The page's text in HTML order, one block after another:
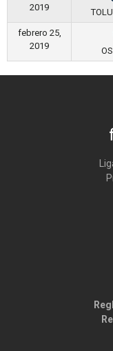
2019
febrero 25,
2019